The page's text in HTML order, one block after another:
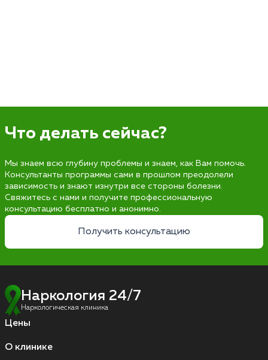
Что делать сейчас?
Мы знаем всю глубину проблемы и знаем, как Вам помочь.
Консультанты программы сами в прошлом преодолели
зависимость и знают изнутри все стороны болезни.
Свяжитесь с нами и получите профессиональную
консультацию бесплатно и анонимно.
Получить консультацию
Наркология 24/7
Наркологическая клиника
Цены
О клинике